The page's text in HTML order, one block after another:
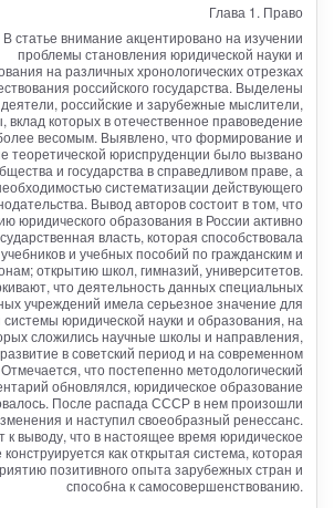
Глава 1. Право
В статье внимание акцентировано на изучении
проблемы становления юридической науки и
на различных хронологических отрезках
российского государства. Выделены
российские и зарубежные мыслители,
которых в отечественное правоведение
весомым. Выявлено, что формирование и
теоретической юриспруденции было вызвано
и государства в справедливом праве, а
систематизации действующего
Вывод авторов состоит в том, что
юридического образования в России активно
власть, которая способствовала
и учебных пособий по гражданским и
открытию школ, гимназий, университетов.
что деятельность данных специальных
учреждений имела серьезное значение для
юридической науки и образования, на
сложились научные школы и направления,
в советский период и на современном
что постепенно методологический
обновлялся, юридическое образование
После распада СССР в нем произошли
и наступил своеобразный ренессанс.
к выводу, что в настоящее время юридическое
как открытая система, которая
позитивного опыта зарубежных стран и
способна к самосовершенствованию.